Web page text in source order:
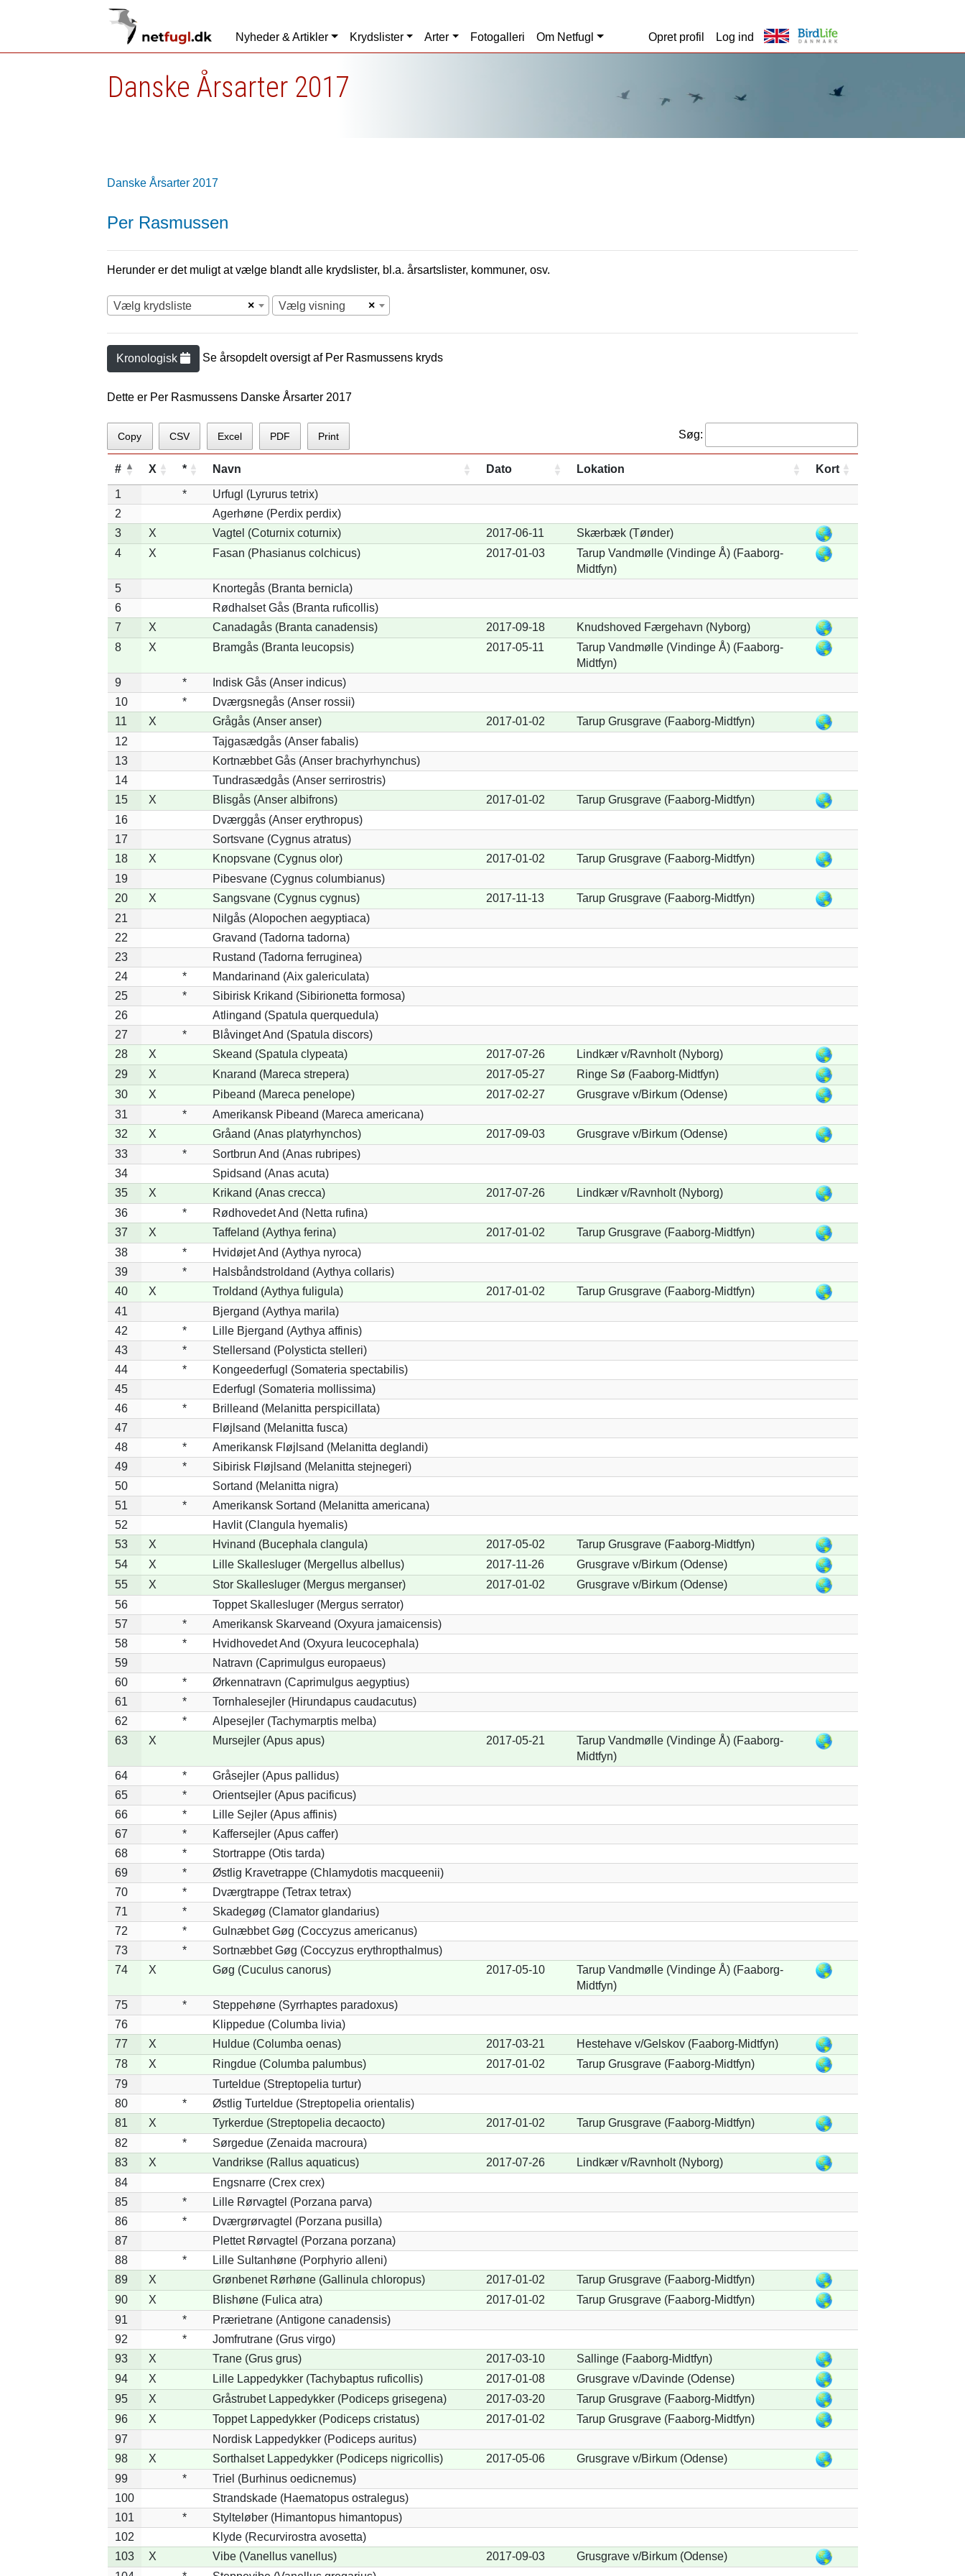
Nyheder & Artikler Krydslister Arter Fotogalleri Om Netfugl Opret profil Log ind
Danske Årsarter 2017
Danske Årsarter 2017
Per Rasmussen
Herunder er det muligt at vælge blandt alle krydslister, bl.a. årsartslister, kommuner, osv.
×
Vælg krydsliste ×
Vælg visning
Kronologisk Se årsopdelt oversigt af Per Rasmussens kryds
Dette er Per Rasmussens Danske Årsarter 2017
Copy CSV Excel PDF Print Søg:
# X * Navn Dato Lokation Kort
1 *
Urfugl (Lyrurus tetrix)
2
Agerhøne (Perdix perdix)
3
X Vagtel (Coturnix coturnix) 2017-06-11
Skærbæk (Tønder)
4
X Fasan (Phasianus colchicus) 2017-01-03
Tarup Vandmølle (Vindinge Å) (Faaborg-
Midtfyn)
5
Knortegås (Branta bernicla)
6
Rødhalset Gås (Branta ruficollis)
7
X Canadagås (Branta canadensis) 2017-09-18
Knudshoved Færgehavn (Nyborg)
8
X Bramgås (Branta leucopsis) 2017-05-11
Tarup Vandmølle (Vindinge Å) (Faaborg-
Midtfyn)
9
*
Indisk Gås (Anser indicus)
10
*
Dværgsnegås (Anser rossii)
11
X Grågås (Anser anser) 2017-01-02
Tarup Grusgrave (Faaborg-Midtfyn)
12
Tajgasædgås (Anser fabalis)
13
Kortnæbbet Gås (Anser brachyrhynchus)
14
Tundrasædgås (Anser serrirostris)
15
X Blisgås (Anser albifrons) 2017-01-02
Tarup Grusgrave (Faaborg-Midtfyn)
16
Dværggås (Anser erythropus)
17
Sortsvane (Cygnus atratus)
18
X Knopsvane (Cygnus olor) 2017-01-02
Tarup Grusgrave (Faaborg-Midtfyn)
19
Pibesvane (Cygnus columbianus)
20
X Sangsvane (Cygnus cygnus) 2017-11-13
Tarup Grusgrave (Faaborg-Midtfyn)
21
Nilgås (Alopochen aegyptiaca)
22
Gravand (Tadorna tadorna)
23
Rustand (Tadorna ferruginea)
24
*
Mandarinand (Aix galericulata)
25
*
Sibirisk Krikand (Sibirionetta formosa)
26
Atlingand (Spatula querquedula)
27
*
Blåvinget And (Spatula discors)
28
X Skeand (Spatula clypeata) 2017-07-26
Lindkær v/Ravnholt (Nyborg)
29
X Knarand (Mareca strepera) 2017-05-27
Ringe Sø (Faaborg-Midtfyn)
30
X Pibeand (Mareca penelope) 2017-02-27
Grusgrave v/Birkum (Odense)
31
*
Amerikansk Pibeand (Mareca americana)
32
X Gråand (Anas platyrhynchos) 2017-09-03
Grusgrave v/Birkum (Odense)
33
*
Sortbrun And (Anas rubripes)
34
Spidsand (Anas acuta)
35
X Krikand (Anas crecca) 2017-07-26
Lindkær v/Ravnholt (Nyborg)
36
*
Rødhovedet And (Netta rufina)
37
X Taffeland (Aythya ferina) 2017-01-02
Tarup Grusgrave (Faaborg-Midtfyn)
38
*
Hvidøjet And (Aythya nyroca)
39
*
Halsbåndstroldand (Aythya collaris)
40
X Troldand (Aythya fuligula) 2017-01-02
Tarup Grusgrave (Faaborg-Midtfyn)
41
Bjergand (Aythya marila)
42
*
Lille Bjergand (Aythya affinis)
43
*
Stellersand (Polysticta stelleri)
44
*
Kongeederfugl (Somateria spectabilis)
45
Ederfugl (Somateria mollissima)
46
*
Brilleand (Melanitta perspicillata)
47
Fløjlsand (Melanitta fusca)
48
*
Amerikansk Fløjlsand (Melanitta deglandi)
49
*
Sibirisk Fløjlsand (Melanitta stejnegeri)
50
Sortand (Melanitta nigra)
51
*
Amerikansk Sortand (Melanitta americana)
52
Havlit (Clangula hyemalis)
53
X Hvinand (Bucephala clangula) 2017-05-02
Tarup Grusgrave (Faaborg-Midtfyn)
54
X Lille Skallesluger (Mergellus albellus) 2017-11-26
Grusgrave v/Birkum (Odense)
55
X Stor Skallesluger (Mergus merganser) 2017-01-02
Grusgrave v/Birkum (Odense)
56
Toppet Skallesluger (Mergus serrator)
57
*
Amerikansk Skarveand (Oxyura jamaicensis)
58
*
Hvidhovedet And (Oxyura leucocephala)
59
Natravn (Caprimulgus europaeus)
60
*
Ørkennatravn (Caprimulgus aegyptius)
61
*
Tornhalesejler (Hirundapus caudacutus)
62
*
Alpesejler (Tachymarptis melba)
63
X Mursejler (Apus apus) 2017-05-21
Tarup Vandmølle (Vindinge Å) (Faaborg-
Midtfyn)
64
*
Gråsejler (Apus pallidus)
65
*
Orientsejler (Apus pacificus)
66
*
Lille Sejler (Apus affinis)
67
*
Kaffersejler (Apus caffer)
68
*
Stortrappe (Otis tarda)
69
*
Østlig Kravetrappe (Chlamydotis macqueenii)
70
*
Dværgtrappe (Tetrax tetrax)
71
*
Skadegøg (Clamator glandarius)
72
*
Gulnæbbet Gøg (Coccyzus americanus)
73
*
Sortnæbbet Gøg (Coccyzus erythropthalmus)
74
X Gøg (Cuculus canorus) 2017-05-10
Tarup Vandmølle (Vindinge Å) (Faaborg-
Midtfyn)
75
*
Steppehøne (Syrrhaptes paradoxus)
76
Klippedue (Columba livia)
77
X Huldue (Columba oenas) 2017-03-21
Hestehave v/Gelskov (Faaborg-Midtfyn)
78
X Ringdue (Columba palumbus) 2017-01-02
Tarup Grusgrave (Faaborg-Midtfyn)
79
Turteldue (Streptopelia turtur)
80
*
Østlig Turteldue (Streptopelia orientalis)
81
X Tyrkerdue (Streptopelia decaocto) 2017-01-02
Tarup Grusgrave (Faaborg-Midtfyn)
82
*
Sørgedue (Zenaida macroura)
83
X Vandrikse (Rallus aquaticus) 2017-07-26
Lindkær v/Ravnholt (Nyborg)
84
Engsnarre (Crex crex)
85
*
Lille Rørvagtel (Porzana parva)
86
*
Dværgrørvagtel (Porzana pusilla)
87
Plettet Rørvagtel (Porzana porzana)
88
*
Lille Sultanhøne (Porphyrio alleni)
89
X Grønbenet Rørhøne (Gallinula chloropus) 2017-01-02
Tarup Grusgrave (Faaborg-Midtfyn)
90
X Blishøne (Fulica atra) 2017-01-02
Tarup Grusgrave (Faaborg-Midtfyn)
91
*
Prærietrane (Antigone canadensis)
92
*
Jomfrutrane (Grus virgo)
93
X Trane (Grus grus) 2017-03-10
Sallinge (Faaborg-Midtfyn)
94
X Lille Lappedykker (Tachybaptus ruficollis) 2017-01-08
Grusgrave v/Davinde (Odense)
95
X Gråstrubet Lappedykker (Podiceps grisegena) 2017-03-20
Tarup Grusgrave (Faaborg-Midtfyn)
96
X Toppet Lappedykker (Podiceps cristatus) 2017-01-02
Tarup Grusgrave (Faaborg-Midtfyn)
97
Nordisk Lappedykker (Podiceps auritus)
98
X Sorthalset Lappedykker (Podiceps nigricollis) 2017-05-06
Grusgrave v/Birkum (Odense)
99
*
Triel (Burhinus oedicnemus)
100
Strandskade (Haematopus ostralegus)
101
*
Stylteløber (Himantopus himantopus)
102
Klyde (Recurvirostra avosetta)
103
X Vibe (Vanellus vanellus) 2017-09-03
Grusgrave v/Birkum (Odense)